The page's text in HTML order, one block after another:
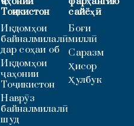
Тоҷикистон
Иқдомҳои
байналмилалӣ
дар соҳаи об
Иқдомҳои
ҷаҳонии
Тоҷикистон
Наврӯз
байналмилалӣ
шуд
сайёҳӣ
Боғи
миллӣ
Саразм
Ҳисор
Ҳулбук